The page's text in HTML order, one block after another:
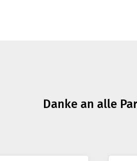
Danke an alle